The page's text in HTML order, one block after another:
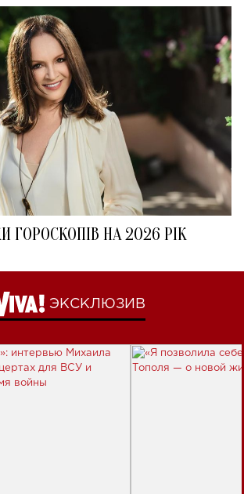
ГОРОСКОПІВ НА 2026 РІК
ЭКСКЛЮЗИВ